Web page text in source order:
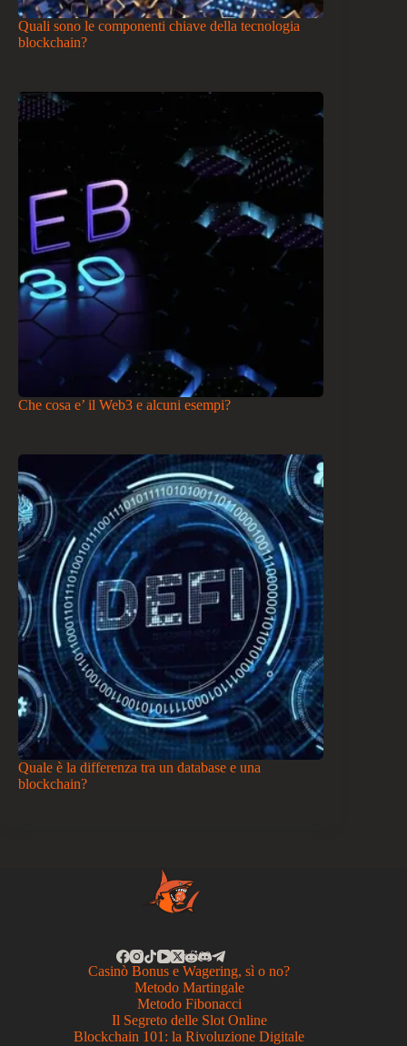
Quali sono le componenti chiave della tecnologia
blockchain?
Che cosa e’ il Web3 e alcuni esempi?
Quale è la differenza tra un database e una
blockchain?
Casinò Bonus e Wagering, sì o no?
Metodo Martingale
Metodo Fibonacci
Il Segreto delle Slot Online
Blockchain 101: la Rivoluzione Digitale